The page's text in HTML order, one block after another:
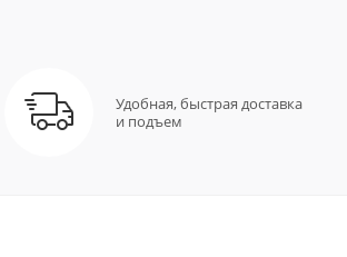
Удобная, быстрая доставка
и подъем